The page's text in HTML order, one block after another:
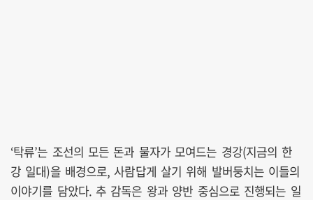
‘탁류’는 조선의 모든 돈과 물자가 모여드는 경강(지금의 한
강 일대)을 배경으로, 사람답게 살기 위해 발버둥치는 이들의
이야기를 담았다. 추 감독은 왕과 양반 중심으로 진행되는 일